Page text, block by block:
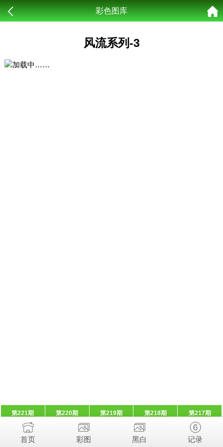
彩色图库
风流系列-3
第221期 第220期 第219期 第218期 第217期
首页 彩图 黑白 记录